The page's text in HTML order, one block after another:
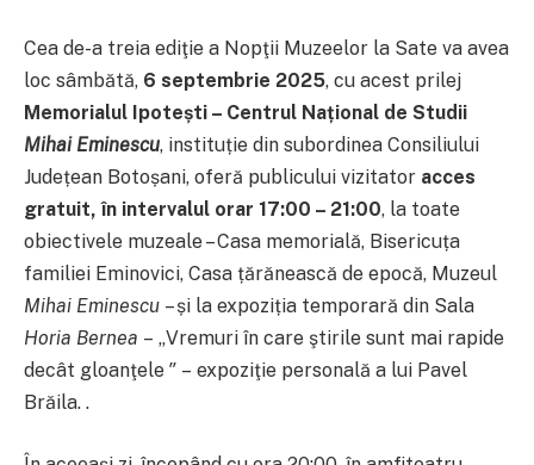
Cea de-a treia ediţie a Nopţii Muzeelor la Sate va avea
loc sâmbătă, 6 septembrie 2025, cu acest prilej
Memorialul Ipotești – Centrul Național de Studii
Mihai Eminescu, instituție din subordinea Consiliului
Județean Botoșani, oferă publicului vizitator acces
gratuit, în intervalul orar 17:00 – 21:00, la toate
obiectivele muzeale – Casa memorială, Bisericuța
familiei Eminovici, Casa țărănească de epocă, Muzeul
Mihai Eminescu – și la expoziția temporară din Sala
Horia Bernea – „Vremuri în care ştirile sunt mai rapide
decât gloanţele ˮ – expoziţie personală a lui Pavel
Brăila. .